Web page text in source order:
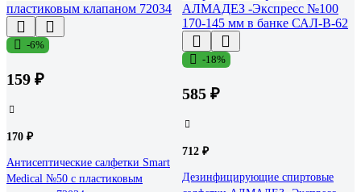
-6%
159 ₽
170 ₽
Антисептические салфетки Smart
Medical №50 с пластиковым
-18%
585 ₽
712 ₽
Дезинфицирующие спиртовые